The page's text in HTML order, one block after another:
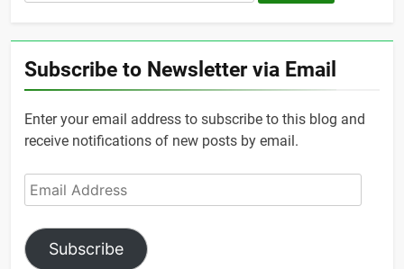
for:
Subscribe to Newsletter via Email
Enter your email address to subscribe to this blog and
receive notifications of new posts by email.
Email
Address
Subscribe